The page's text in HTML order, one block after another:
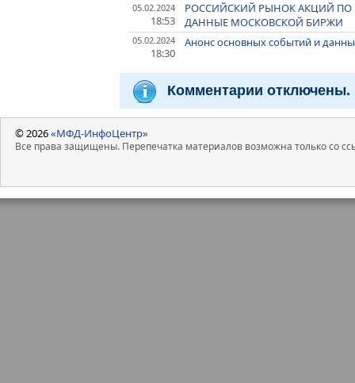
05.02.2024
18:53
РОССИЙСКИЙ РЫНОК АКЦИЙ ПО
ДАННЫЕ МОСКОВСКОЙ БИРЖИ
05.02.2024
18:30
Анонс основных событий и
Комментарии отключены.
© 2026«МФД-ИнфоЦентр»
Все права защищены. Перепечатка материалов возможна только со